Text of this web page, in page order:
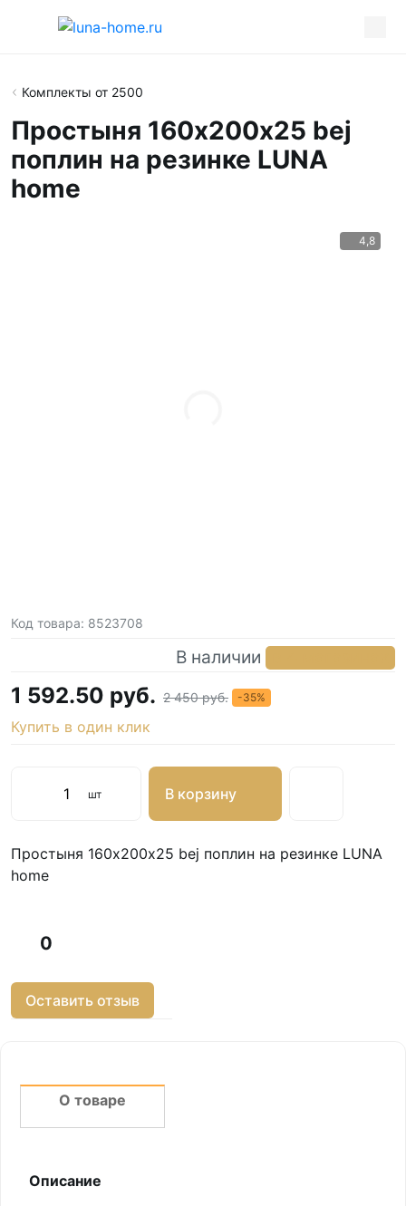
Комплекты от 2500
Простыня 160х200х25 bej
поплин на резинке LUNA
home
4,8
Код товара: 8523708
В наличии
1 592.50 руб. 2 450 руб. -35%
Купить в один клик
шт В корзину
Простыня 160х200х25 bej поплин на резинке LUNA
home
0
Оставить отзыв
О товаре
Описание